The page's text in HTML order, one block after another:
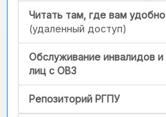
Читать там, где вам удобно
(удаленный доступ)
Обслуживание инвалидов и
лиц с ОВЗ
Репозиторий РГПУ